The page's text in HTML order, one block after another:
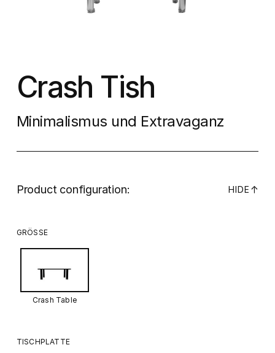
Crash Tish
Minimalismus und Extravaganz
Product configuration: HIDE ↓
GRÖSSE
Crash Table
TISCHPLATTE